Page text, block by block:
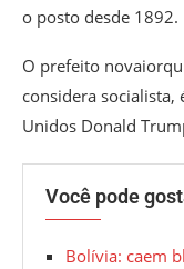
o posto desde 1892.
O prefeito
considera socialista,
Unidos Donald
Você pode
Bolívia: caem